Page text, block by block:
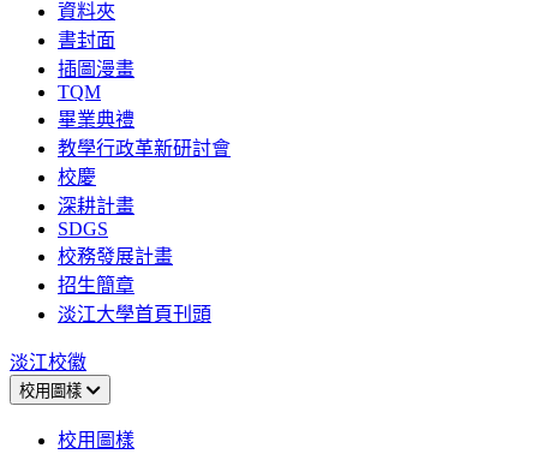
資料夾
書封面
插圖漫畫
TQM
畢業典禮
教學行政革新研討會
校慶
深耕計畫
SDGS
校務發展計畫
招生簡章
淡江大學首頁刊頭
淡江校徽
校用圖樣
校用圖樣